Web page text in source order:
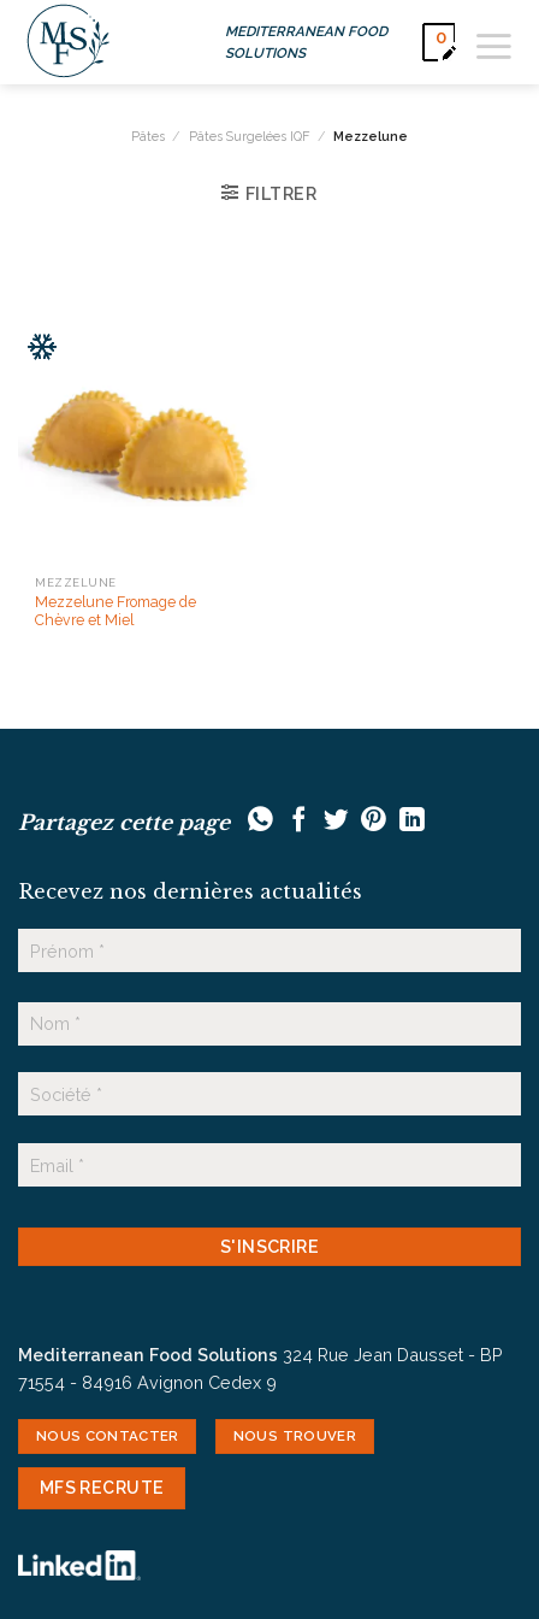
Passer
contenu
MEDITERRANEAN FOOD
SOLUTIONS
0
Pâtes / Pâtes Surgelées IQF / Mezzelune
FILTRER
MEZZELUNE
Mezzelune Fromage de
Chèvre et Miel
Partagez cette page
Recevez nos dernières actualités
Prénom
Nom
Suffixe
mail
CAPTCHA
Mediterranean Food Solutions 324 Rue Jean Dausset - BP
71554 - 84916 Avignon Cedex 9
NOUS CONTACTER NOUS TROUVER
MFS RECRUTE